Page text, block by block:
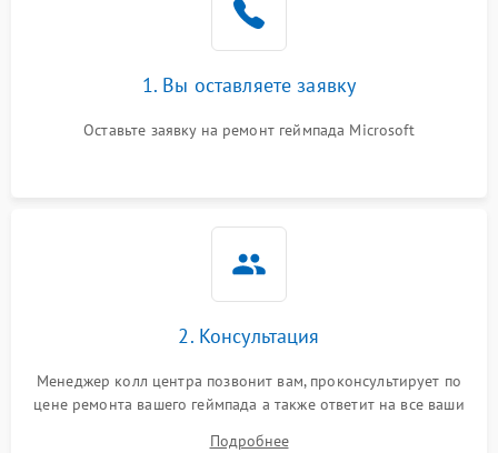
1. Вы оставляете заявку
Оставьте заявку на ремонт геймпада Microsoft
2. Консультация
Менеджер колл центра позвонит вам, проконсультирует по
цене ремонта вашего геймпада а также ответит на все ваши
Подробнее